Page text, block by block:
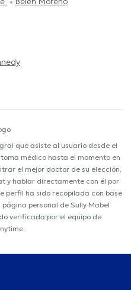
que asiste al usuario desde el
médico hasta el momento en
el mejor doctor de su elección,
y hablar directamente con él por
perfil ha sido recopilada con base
personal de Sully Mabel
verificada por el equipo de